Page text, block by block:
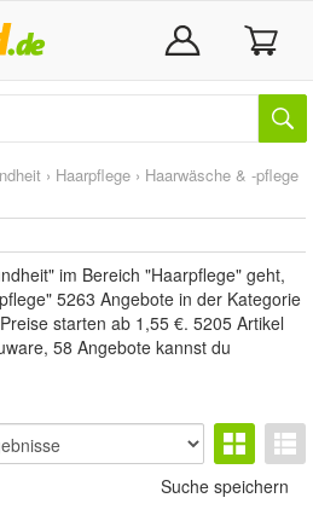
› Haarpflege › Haarwäsche & -pflege
im Bereich "Haarpflege" geht,
5263 Angebote in der Kategorie
starten ab 1,55 €. 5205 Artikel
58 Angebote kannst du
Suche speichern